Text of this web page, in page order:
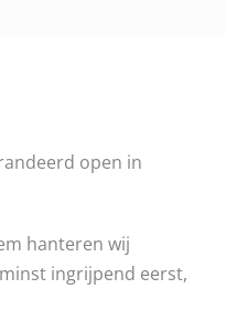
open in
hanteren wij
ingrijpend eerst,